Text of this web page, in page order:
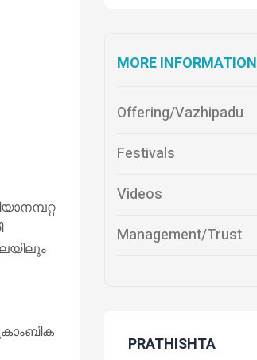
MORE INFORMATION
Offering/Vazhipadu
Festivals
Videos
Management/Trust
PRATHISHTA